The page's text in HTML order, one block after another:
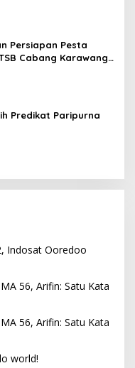
Persiapan Pesta
Cabang Karawang
Predikat Paripurna
Indosat Ooredoo
56, Arifin: Satu Kata
56, Arifin: Satu Kata
world!